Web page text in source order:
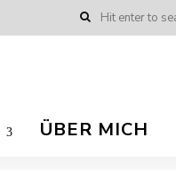
ÜBER MICH